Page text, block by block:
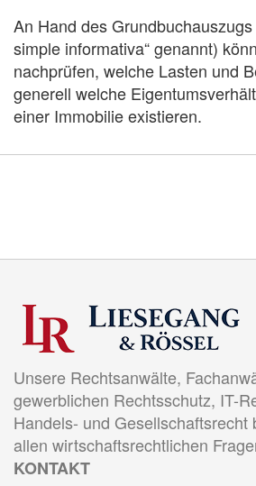
An Hand des
simple informativa“ genannt)
nachprüfen, welche Lasten und
generell welche
einer Immobilie existieren.
Unsere Rechtsanwälte,
gewerblichen Rechtsschutz, IT-
Handels- und Gesellschaftsrecht
allen wirtschaftsrechtlichen
KONTAKT